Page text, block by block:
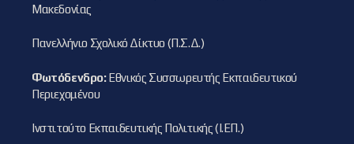
Μακεδονίας
Πανελλήνιο Σχολικό Δίκτυο (Π.Σ.Δ.)
Φωτόδενδρο:Εθνικός Συσσωρευτής Εκπαιδευτικού
Περιεχομένου
Ινστιτούτο Εκπαιδευτικής Πολιτικής (Ι.ΕΠ.)